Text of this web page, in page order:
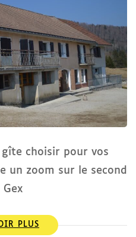
gîte choisir pour vos
un zoom sur le second
PLUS